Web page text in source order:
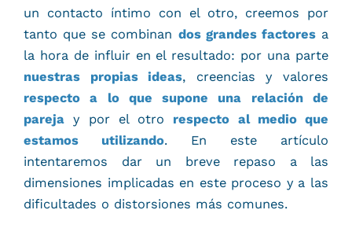
un contacto íntimo con el otro, creemos por
tanto que se combinan dos grandes factoresa
la hora de influir en el resultado: por una parte
nuestras propias ideas, creencias y valores
respecto a lo que supone una relación de
pareja y por el otro respecto al medio que
estamos utilizando. En este artículo
intentaremos dar un breve repaso a las
dimensiones implicadas en este proceso y a las
dificultades o distorsiones más comunes.